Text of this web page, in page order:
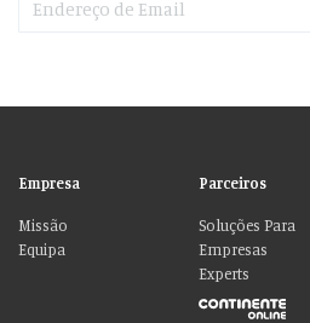
Empresa
Missão
Equipa
Parceiros
Soluções Para
Empresas
Experts